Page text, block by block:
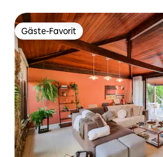
Gäste-Favorit
Gäste-Favorit